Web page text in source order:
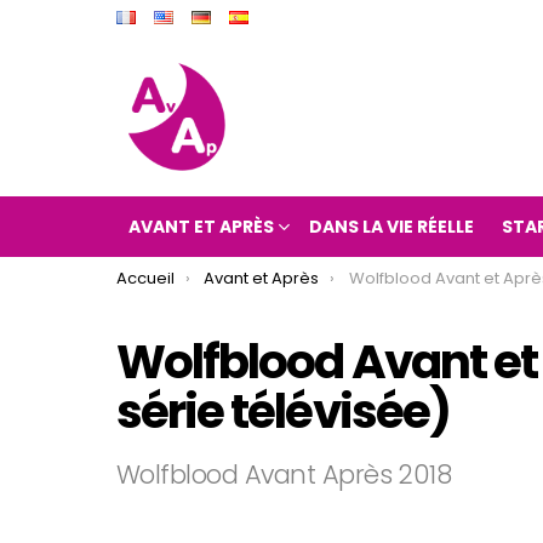
AVANT ET APRÈS DANS LA VIE RÉELLE
You are here:
Accueil Avant et Après Wolfblood Avant et Après 2018
Wolfblood Avant
série télévisée)
Wolfblood Avant Après 2018